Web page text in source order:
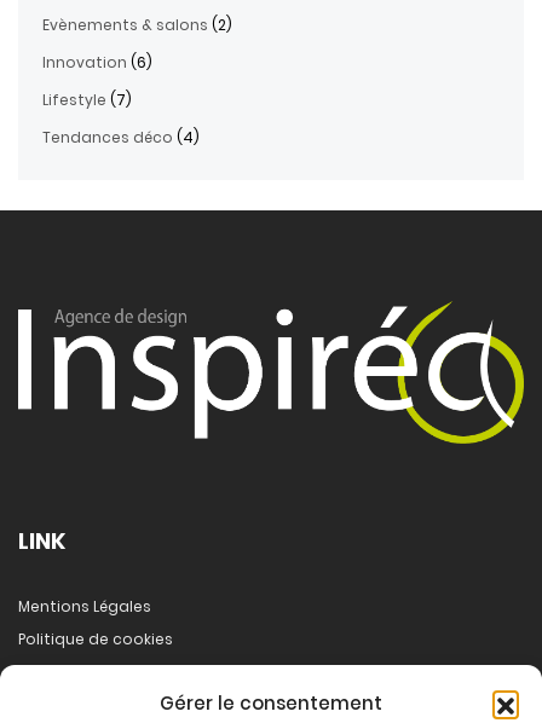
Gérer le consentement
Evènements & salons (2)
Innovation (6)
Lifestyle (7)
Tendances déco (4)
LINK
Mentions Légales
Politique de cookies
A propos